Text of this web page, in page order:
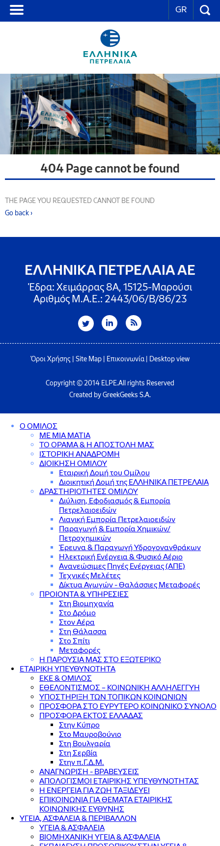
GR
404 Page cannot be found
THE PAGE YOU REQUESTED CANNOT BE FOUND
Go back ›
ΕΛΛΗΝΙΚΑ ΠΕΤΡΕΛΑΙΑ ΑΕ
Έδρα: Χειμάρρας 8A, 15125-Μαρούσι
Αριθμός Μ.Α.Ε.: 2443/06/Β/86/23
Όροι Χρήσης Site Map Επικοινωνία| Desktop view
Copyright © 2014 ELPE.All rights Reserved
Created by GreekGeeks S.A.
Ο ΟΜΙΛΟΣ
ΜΕ ΜΙΑ ΜΑΤΙΑ
ΤΟ ΟΡΑΜΑ & Η ΑΠΟΣΤΟΛΗ ΜΑΣ
ΙΣΤΟΡΙΚΗ ΑΝΑΔΡΟΜΗ
ΔΙΟΙΚΗΣΗ ΟΜΙΛΟΥ
Εταιρική Δομή του Ομίλου
Διοικητική Δομή της ΕΛΛΗΝΙΚΑ ΠΕΤΡΕΛΑΙΑ
ΔΡΑΣΤΗΡΙΟΤΗΤΕΣ ΟΜΙΛΟΥ
Διύλιση, Εφοδιασμός & Εμπορία
Πετρελαιοειδών
Λιανική Εμπορία Πετρελαιοειδών
Παραγωγή & Εμπορία Χημικών/
Πετροχημικών
Έρευνα & Παραγωγή Υδρογονανθράκων
Ηλεκτρική Ενέργεια & Φυσικό Αέριο
Ανανεώσιμες Πηγές Ενέργειας (ΑΠΕ)
Τεχνικές Μελέτες
Δίκτυα Αγωγών - Θαλάσσιες Μεταφορές
ΠΡΟΙΟΝΤΑ & YΠΗΡΕΣΙΕΣ
Στη Βιομηχανία
Στο Δρόμο
Στον Αέρα
Στη Θάλασσα
Στο Σπίτι
Μεταφορές
Η ΠΑΡΟΥΣΙΑ ΜΑΣ ΣΤΟ ΕΞΩΤΕΡΙΚΟ
ΕΤΑΙΡΙΚΗ ΥΠΕΥΘΥΝΟΤΗΤΑ
ΕΚΕ & ΟΜΙΛΟΣ
ΕΘΕΛΟΝΤΙΣΜΟΣ – ΚΟΙΝΩΝΙΚΗ ΑΛΛΗΛΕΓΓΥΗ
ΥΠΟΣΤΗΡΙΞΗ ΤΩΝ ΤΟΠΙΚΩΝ ΚΟΙΝΩΝΙΩΝ
ΠΡΟΣΦΟΡΑ ΣΤΟ ΕΥΡΥΤΕΡΟ ΚΟΙΝΩΝΙΚΟ ΣΥΝΟΛΟ
ΠΡΟΣΦΟΡΑ ΕΚΤΟΣ ΕΛΛΑΔΑΣ
Στην Κύπρο
Στο Μαυροβούνιο
Στη Βουλγαρία
Στη Σερβία
Στην π.Γ.Δ.Μ.
ΑΝΑΓΝΩΡΙΣΗ - ΒΡΑΒΕΥΣΕΙΣ
ΑΠΟΛΟΓΙΣΜΟΙ ΕΤΑΙΡΙΚΗΣ ΥΠΕΥΘΥΝΟΤΗΤΑΣ
Η ΕΝΕΡΓΕΙΑ ΓΙΑ ΖΩΗ ΤΑΞΙΔΕΥΕΙ
ΕΠΙΚΟΙΝΩΝΙΑ ΓΙΑ ΘΕΜΑΤΑ ΕΤΑΙΡΙΚΗΣ
ΚΟΙΝΩΝΙΚΗΣ ΕΥΘΥΝΗΣ
ΥΓΕΙΑ, ΑΣΦΑΛΕΙΑ & ΠΕΡΙΒΑΛΛΟΝ
ΥΓΕΙΑ & ΑΣΦΑΛΕΙΑ
ΒΙΟΜΗΧΑΝΙΚΗ ΥΓΕΙΑ & ΑΣΦΑΛΕΙΑ